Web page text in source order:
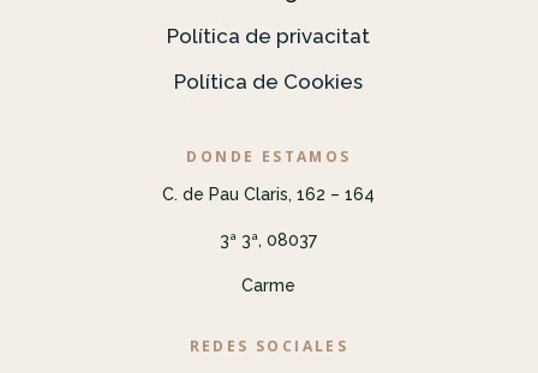
Política de privacitat
Política de Cookies
DONDE ESTAMOS
C. de Pau Claris, 162 – 164
3ª 3ª, 08037
Carme
REDES SOCIALES